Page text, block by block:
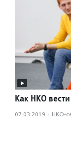
Как НКО
07.03.2019 · НКО-